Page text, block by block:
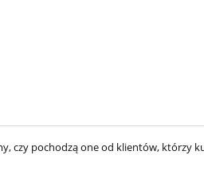
czy pochodzą one od klientów, którzy